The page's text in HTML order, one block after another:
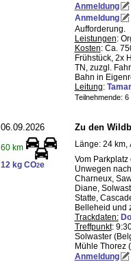
Anmeldung
Anmeldung
Aufforderung.
Leistungen:
Kosten: Ca.
Frühstück, 2x
TN, zuzgl.
Bahn in
Leitung:
Teilnehmende:
06.09.2026
60 km
12 kg CO2e
Zu den
Länge: 24 km,
Vom
Unwegen
Charneux,
Diane,
Statte,
Belleheid und
Trackdaten:
Treffpunkt:
Solwaster
Mühle Thorez
Anmeldung